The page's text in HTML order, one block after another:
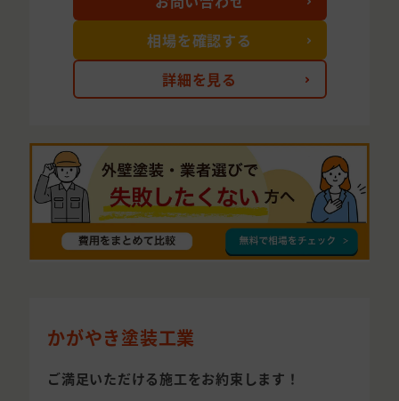
詳細を見る
相場を確認する
かがやき塗装工業
ご満足いただける施工をお約束します！